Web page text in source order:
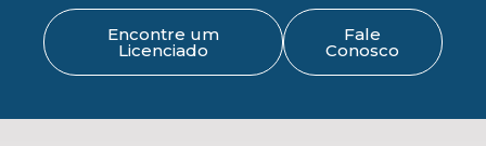
Encontre um
Licenciado
Fale
Conosco